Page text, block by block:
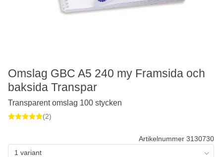
Artikelnummer 3130730
1 variant
Omslag GBC A5 240 my Framsida och
baksida Transpar
Transparent omslag 100 stycken
(2)